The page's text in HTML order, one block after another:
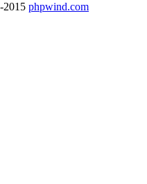
2015 phpwind.com